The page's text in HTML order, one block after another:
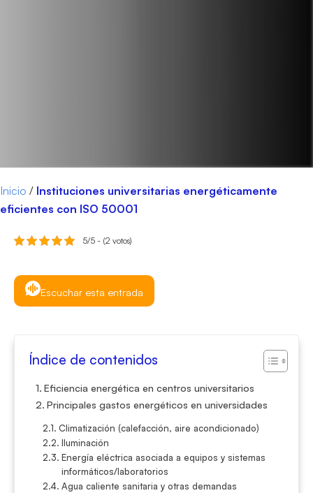
Inicio / Instituciones universitarias energéticamente
eficientes con ISO 50001
5/5 - (2 votos)
Escuchar esta entrada
Índice de contenidos
Eficiencia energética en centros universitarios
Principales gastos energéticos en universidades
Climatización (calefacción, aire acondicionado)
Iluminación
Energía eléctrica asociada a equipos y sistemas
informáticos/laboratorios
Agua caliente sanitaria y otras demandas